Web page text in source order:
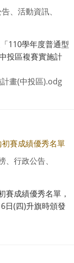
、活動資訊、
110學年度普通型
投區複賽實施計
畫(中投區).odg
賽成績優秀名單
行政公告、
賽成績優秀名單，
日(四)升旗時頒發